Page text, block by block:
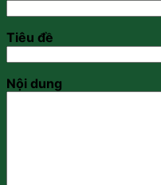
Tiêu đề
Nội dung